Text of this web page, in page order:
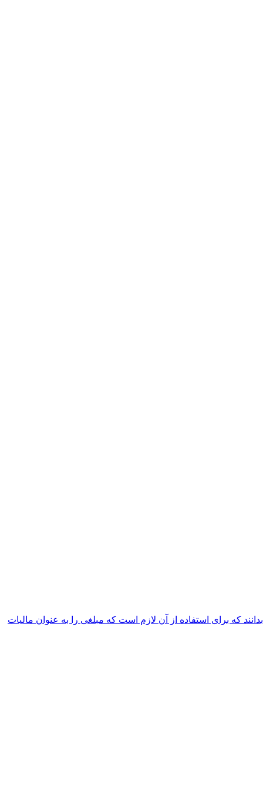
که برای استفاده از آن لازم است که مبلغی را به عنوان مالیات